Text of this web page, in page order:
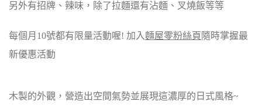
另外有招牌、辣味，除了拉麵還有沾麵、叉燒飯等等
每個月10號都有限量活動喔! 加入麵屋零粉絲頁 隨時掌握最
新優惠活動
木製的外觀，營造出空間氣勢並展現這濃厚的日式風格~